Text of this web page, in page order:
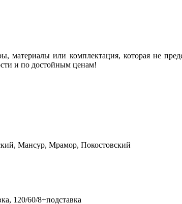
материалы или комплектация, которая не
и по достойным ценам!
Мансур, Мрамор, Покостовский
120/60/8+подставка